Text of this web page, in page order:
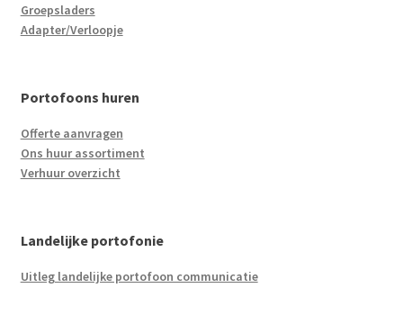
Groepsladers
Adapter/Verloopje
Portofoons huren
Offerte aanvragen
Ons huur assortiment
Verhuur overzicht
Landelijke portofonie
Uitleg landelijke portofoon communicatie